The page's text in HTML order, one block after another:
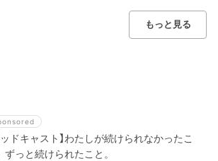
もっと見る
ッドキャスト】わたしが続けられなかったこ
ずっと続けられたこと。